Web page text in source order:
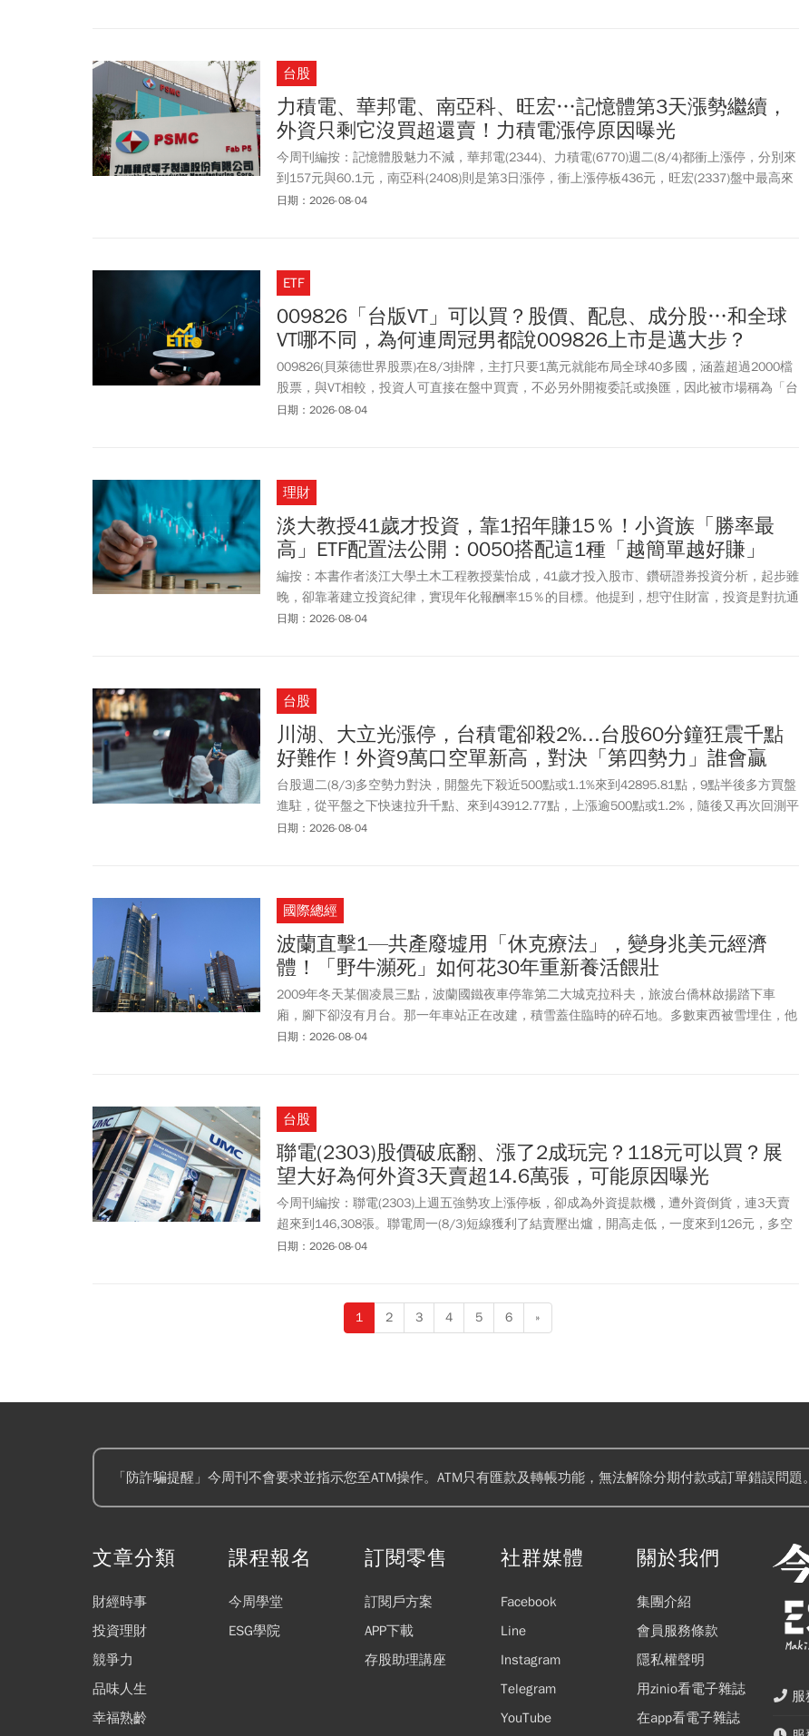
台股
力積電、華邦電、南亞科、旺宏…記憶體第3天漲勢繼續，
外資只剩它沒買超還賣！力積電漲停原因曝光
今周刊編按：記憶體股魅力不減，華邦電(2344)、力積電(6770)週二(8/4)都衝上漲停，分別來
到157元與60.1元，南亞科(2408)則是第3日漲停，衝上漲停板436元，旺宏(2337)盤中最高來
到121元，差一檔漲停，終場收在120元，漲幅8.60%。籌碼面動向，外資由賣超華邦電轉為連
逼近9成，力積電(6770)為其獨家供應矽電容。根據FactSet最新調查，外資同步調升力積電目
標價至100元，最高達111元，最低估值則是60元，以力積電漲停價60.1元計算，還有8成甜
頭。此外，市調機構TrendForce表示，2026年全球DRAM供需仍維持吃緊，展望2027年，由於
需求成長速度預期將持續超越供給增幅，供需缺口可望進一步擴大，將有助於支撐記憶體價格
走勢，帶動記憶體族群同步走強。
日期：2026-08-04
ETF
009826「台版VT」可以買？股價、配息、成分股…和全球
VT哪不同，為何連周冠男都說009826上市是邁大步？
009826(貝萊德世界股票)在8/3掛牌，主打只要1萬元就能布局全球40多國，涵蓋超過2000檔
股票，與VT相較，投資人可直接在盤中買賣，不必另外開複委託或換匯，因此被市場稱為「台
版VT」。財金教授周冠男在臉書上分享，很多人以為他只講0050，其實並不是，「我一直都
或產業，某種程度上是降低一直換方向的焦慮。009826有哪些特色？009826適合哪些投資
人？費用、成分股，和VT(Vanguard Total World Stock ETF)相比的差異，一次弄懂！
日期：2026-08-04
理財
淡大教授41歲才投資，靠1招年賺15％！小資族「勝率最
高」ETF配置法公開：0050搭配這1種「越簡單越好賺」
編按：本書作者淡江大學土木工程教授葉怡成，41歲才投入股市、鑽研證券投資分析，起步雖
晚，卻靠著建立投資紀律，實現年化報酬率15％的目標。他提到，想守住財富，投資是對抗通
膨的重要方法。其中，ETF具備「一次買進多檔股票、分散投資風險」的特質，同時擁有低成
日期：2026-08-04
台股
川湖、大立光漲停，台積電卻殺2%...台股60分鐘狂震千點
好難作！外資9萬口空單新高，對決「第四勢力」誰會贏
台股週二(8/3)多空勢力對決，開盤先下殺近500點或1.1%來到42895.81點，9點半後多方買盤
進駐，從平盤之下快速拉升千點、來到43912.77點，上漲逾500點或1.2%，隨後又再次回測平
盤，短短60分鐘盤勢變化之快，原因之一與外資動向有關。外資周一(8/2)雖然僅「小賣」台
多久就漲停鎖死，股后川湖(2059)也攻上漲停9495元，顯見高價股買盤明顯回流。
日期：2026-08-04
國際總經
波蘭直擊1—共產廢墟用「休克療法」，變身兆美元經濟
體！「野牛瀕死」如何花30年重新養活餵壯
2009年冬天某個凌晨三點，波蘭國鐵夜車停靠第二大城克拉科夫，旅波台僑林啟揚踏下車
廂，腳下卻沒有月台。那一年車站正在改建，積雪蓋住臨時的碎石地。多數東西被雪埋住，他
當下的感受是：這裡看起來比台灣還落後很多。10多年後，同一棟廢棄的舊火車站，已改建成
日期：2026-08-04
台股
聯電(2303)股價破底翻、漲了2成玩完？118元可以買？展
望大好為何外資3天賣超14.6萬張，可能原因曝光
今周刊編按：聯電(2303)上週五強勢攻上漲停板，卻成為外資提款機，遭外資倒貨，連3天賣
超來到146,308張。聯電周一(8/3)短線獲利了結賣壓出爐，開高走低，一度來到126元，多空
拉鋸下探至116元，終場下跌3元或2.48%，以118元作收，成交量36萬8382張，高居台股個股
盤中低檔承接買盤也夠積極，後續需密切觀察外資賣超是否趨緩，以及量能能否持續溫和推
升，作為短線操作的評估指標。本土法人認為，聯電成熟製程景氣加速復甦、產能利用率提
日期：2026-08-04
1 2 3 4 5 6 »
「防詐騙提醒」今周刊不會要求並指示您至ATM操作。ATM只有匯款及轉帳功能，無法解除分期付款或訂單錯誤問題
文章分類
財經時事
投資理財
競爭力
品味人生
幸福熟齡
課程報名
今周學堂
ESG學院
訂閱零售
訂閱戶方案
APP下載
存股助理講座
社群媒體
Facebook
Line
Instagram
Telegram
YouTube
關於我們
集團介紹
會員服務條款
隱私權聲明
用zinio看電子雜誌
在app看電子雜誌